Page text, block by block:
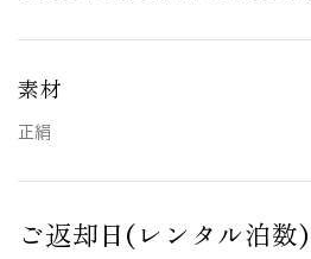
素材
正絹
ご返却日(レンタル泊数